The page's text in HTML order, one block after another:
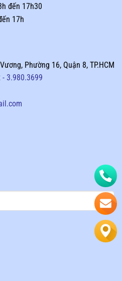
đến 17h30
17h
Phường 16, Quận 8, TP.HCM
-3.980.3699